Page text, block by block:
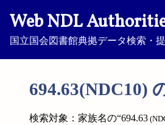
Web NDL
国立国会図書館典拠データ検索・
694.63(NDC10)
検索対象：家族名の“694.63